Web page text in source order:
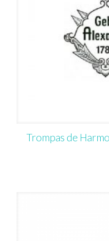
Trompas de